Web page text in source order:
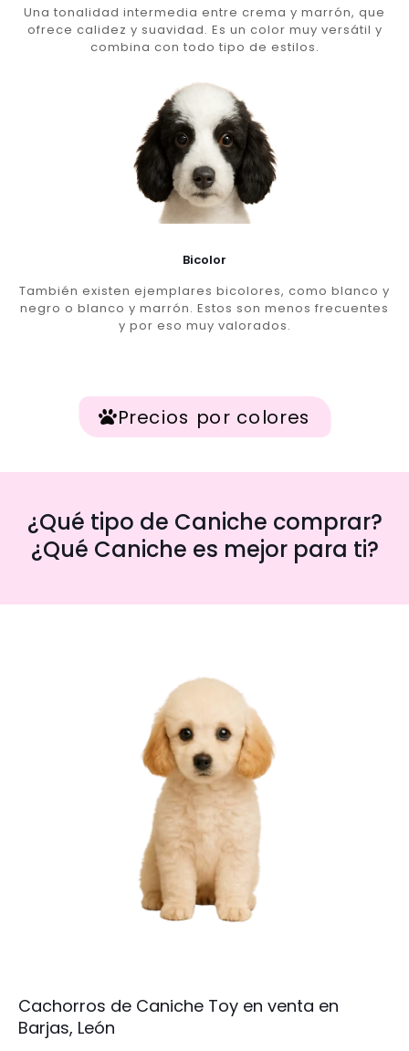
Una tonalidad intermedia entre crema y marrón, que
ofrece calidez y suavidad. Es un color muy versátil y
combina con todo tipo de estilos.
Bicolor
También existen ejemplares bicolores, como blanco y
negro o blanco y marrón. Estos son menos frecuentes
y por eso muy valorados.
Precios por colores
¿Qué tipo de Caniche comprar?
¿Qué Caniche es mejor para ti?
Cachorros de Caniche Toy en venta en
Barjas, León